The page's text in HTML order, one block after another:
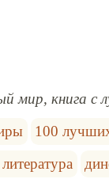
мир, книга с
100